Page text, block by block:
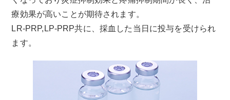
療効果が高いことが期待されます。
LR-PRP,LP-PRP共に、採血した当日に投与を受けられ
ます。